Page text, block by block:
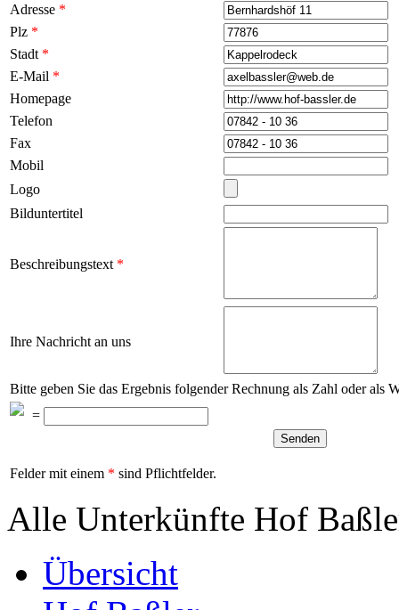
Adresse *
Plz *
Stadt *
E-Mail *
Homepage
Telefon
Fax
Mobil
Logo
Bilduntertitel
Beschreibungstext *
Ihre Nachricht an uns
Bitte geben Sie das Ergebnis folgender Rechnung als Zahl oder als
=
Felder mit einem * sind Pflichtfelder.
Alle Unterkünfte Hof
Übersicht